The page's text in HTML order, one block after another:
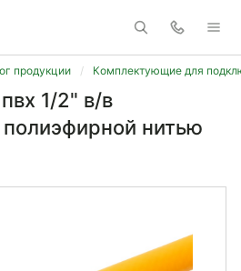
продукции Комплектующие для
1/2" в/в
нитью